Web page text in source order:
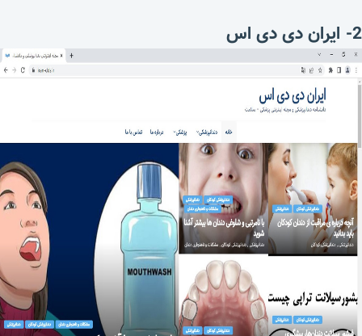
2- ایران دی دی اس